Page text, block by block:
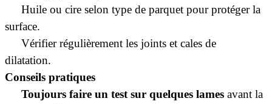
Huile ou cire selon type de parquet pour protéger la
surface.
Vérifier régulièrement les joints et cales de
dilatation.
Conseils pratiques
Toujours faire un test sur quelques lames avant la